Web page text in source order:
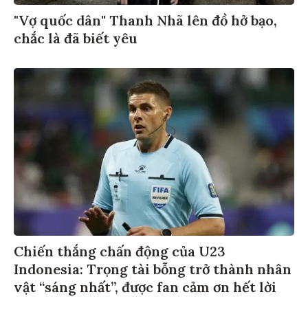
"Vợ quốc dân" Thanh Nhã lên đồ hở bạo,
chắc là đã biết yêu
Chiến thắng chấn động của U23
Indonesia: Trọng tài bỗng trở thành nhân
vật “sáng nhất”, được fan cảm ơn hết lời